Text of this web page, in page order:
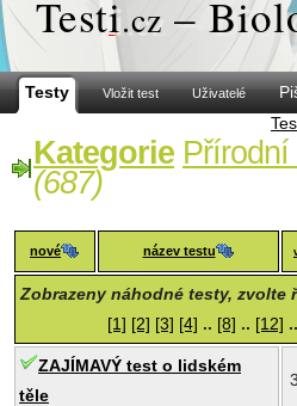
Testi.cz –
Testy Vložit test Uživatelé
Kategorie Přírodní
(687)
nové název testu
Zobrazeny náhodné testy, zvolte
[1] [2] [3] [4] .. [8] .. [12] ..
ZAJÍMAVÝ test o lidském
těle